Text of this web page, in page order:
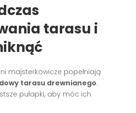
tarasu i
majsterkowicze popełniają
tarasu drewnianego.
pułapki, aby móc ich